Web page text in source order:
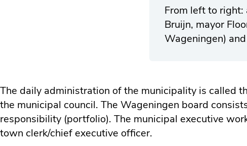
From left to right:
Bruijn, mayor
Wageningen)
The daily administration of the municipality is called
the municipal council. The Wageningen board
responsibility (portfolio). The municipal executive
town clerk/chief executive officer.